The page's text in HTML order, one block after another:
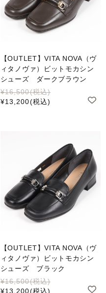
【OUTLET】VITA NOVA（ヴ
ィタノヴァ）ビットモカシン
シューズ ダークブラウン
¥16,500(税込)
¥13,200(税込)
【OUTLET】VITA NOVA（ヴ
ィタノヴァ）ビットモカシン
シューズ ブラック
¥16,500(税込)
¥13,200(税込)